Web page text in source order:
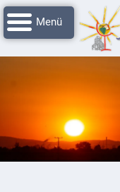
Navigation
überspringen
Startseite
Grussworte
Niederkirchen
Impressionen